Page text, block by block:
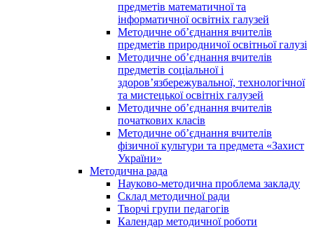
предметів математичної та
інформатичної освітніх галузей
Методичне об’єднання вчителів
предметів природничої освітньої галузі
Методичне об’єднання вчителів
предметів соціальної і
здоров’язбережувальної, технологічної
та мистецької освітніх галузей
Методичне об’єднання вчителів
початкових класів
Методичне об’єднання вчителів
фізичної культури та предмета «Захист
України»
Методична рада
Науково-методична проблема закладу
Склад методичної ради
Творчі групи педагогів
Календар методичної роботи